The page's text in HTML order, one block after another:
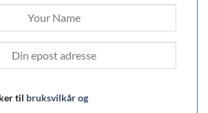
til bruksvilkår og